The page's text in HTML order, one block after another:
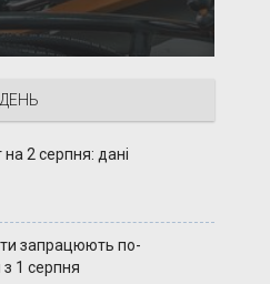
2 серпня: дані
запрацюють по-
1 серпня